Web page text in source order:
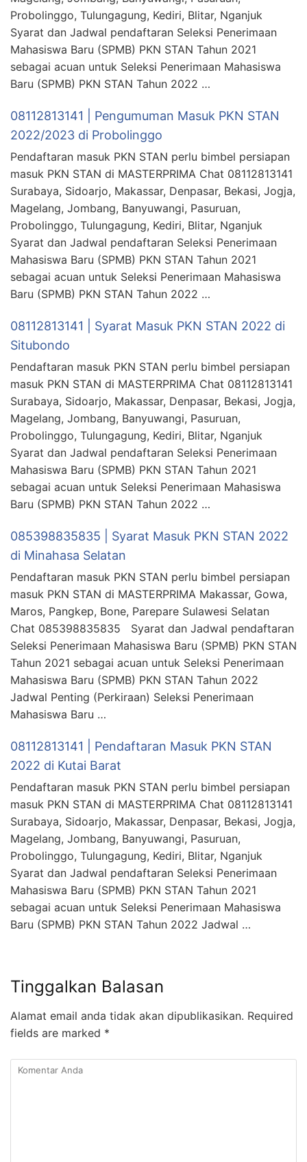
Probolinggo, Tulungagung, Kediri, Blitar, Nganjuk
Syarat dan Jadwal pendaftaran Seleksi Penerimaan
Mahasiswa Baru (SPMB) PKN STAN Tahun 2021
sebagai acuan untuk Seleksi Penerimaan Mahasiswa
Baru (SPMB) PKN STAN Tahun 2022 …
08112813141 | Pengumuman Masuk PKN STAN
2022/2023 di Probolinggo
Pendaftaran masuk PKN STAN perlu bimbel persiapan
masuk PKN STAN di MASTERPRIMA Chat 08112813141
Surabaya, Sidoarjo, Makassar, Denpasar, Bekasi, Jogja,
Magelang, Jombang, Banyuwangi, Pasuruan,
Probolinggo, Tulungagung, Kediri, Blitar, Nganjuk
Syarat dan Jadwal pendaftaran Seleksi Penerimaan
Mahasiswa Baru (SPMB) PKN STAN Tahun 2021
sebagai acuan untuk Seleksi Penerimaan Mahasiswa
Baru (SPMB) PKN STAN Tahun 2022 …
08112813141 | Syarat Masuk PKN STAN 2022 di
Situbondo
Pendaftaran masuk PKN STAN perlu bimbel persiapan
masuk PKN STAN di MASTERPRIMA Chat 08112813141
Surabaya, Sidoarjo, Makassar, Denpasar, Bekasi, Jogja,
Magelang, Jombang, Banyuwangi, Pasuruan,
Probolinggo, Tulungagung, Kediri, Blitar, Nganjuk
Syarat dan Jadwal pendaftaran Seleksi Penerimaan
Mahasiswa Baru (SPMB) PKN STAN Tahun 2021
sebagai acuan untuk Seleksi Penerimaan Mahasiswa
Baru (SPMB) PKN STAN Tahun 2022 …
085398835835 | Syarat Masuk PKN STAN 2022
di Minahasa Selatan
Pendaftaran masuk PKN STAN perlu bimbel persiapan
masuk PKN STAN di MASTERPRIMA Makassar, Gowa,
Maros, Pangkep, Bone, Parepare Sulawesi Selatan
Chat 085398835835 Syarat dan Jadwal pendaftaran
Seleksi Penerimaan Mahasiswa Baru (SPMB) PKN STAN
Tahun 2021 sebagai acuan untuk Seleksi Penerimaan
Mahasiswa Baru (SPMB) PKN STAN Tahun 2022
Jadwal Penting (Perkiraan) Seleksi Penerimaan
Mahasiswa Baru …
08112813141 | Pendaftaran Masuk PKN STAN
2022 di Kutai Barat
Pendaftaran masuk PKN STAN perlu bimbel persiapan
masuk PKN STAN di MASTERPRIMA Chat 08112813141
Surabaya, Sidoarjo, Makassar, Denpasar, Bekasi, Jogja,
Magelang, Jombang, Banyuwangi, Pasuruan,
Probolinggo, Tulungagung, Kediri, Blitar, Nganjuk
Syarat dan Jadwal pendaftaran Seleksi Penerimaan
Mahasiswa Baru (SPMB) PKN STAN Tahun 2021
sebagai acuan untuk Seleksi Penerimaan Mahasiswa
Baru (SPMB) PKN STAN Tahun 2022 Jadwal …
Tinggalkan Balasan
Alamat email anda tidak akan dipublikasikan. Required
fields are marked *